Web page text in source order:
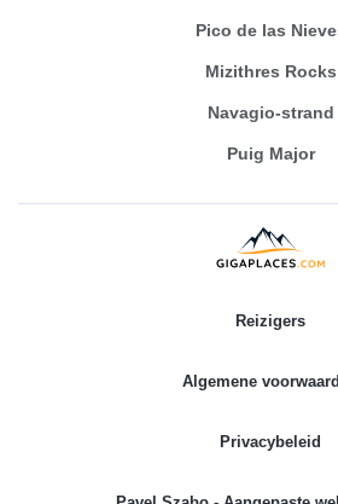
Pico de las
Mizithres Rocks
Navagio-strand
Puig Major
Reizigers
Algemene
Privacybeleid